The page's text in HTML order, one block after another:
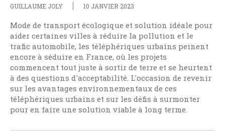
GUILLAUME JOLY 10 JANVIER 2023
Mode de transport écologique et solution idéale pour
aider certaines villes à réduire la pollution et le
trafic automobile, les téléphériques urbains peinent
encore à séduire en France, où les projets
commencent tout juste à sortir de terre et se heurtent
à des questions d'acceptabilité. L'occasion de revenir
sur les avantages environnementaux de ces
téléphériques urbains et sur les défis à surmonter
pour en faire une solution viable à long terme.